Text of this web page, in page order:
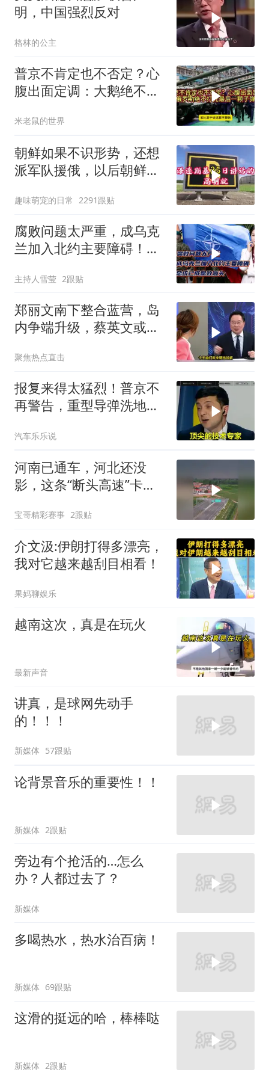
明，中国强烈反对
格林的公主
普京不肯定也不否定？心
腹出面定调：大鹅绝不打
米老鼠的世界
朝鲜如果不识形势，还想
派军队援俄，以后朝鲜如
趣味萌宠的日常 2291跟贴
腐败问题太严重，成乌克
兰加入北约主要障碍！总
主持人雪莹 2跟贴
郑丽文南下整合蓝营，岛
内争端升级，蔡英文或宣
聚焦热点直击
报复来得太猛烈！普京不
再警告，重型导弹洗地，
汽车乐乐说
河南已通车，河北还没
影，这条“断头高速”卡在
宝哥精彩赛事 2跟贴
介文汲:伊朗打得多漂亮，
我对它越来越刮目相看！
果妈聊娱乐
越南这次，真是在玩火
最新声音
讲真，是球网先动手
的！！！
新媒体 57跟贴
论背景音乐的重要性！！
新媒体 2跟贴
旁边有个抢活的…怎么
办？人都过去了？
新媒体
多喝热水，热水治百病！
新媒体 69跟贴
这滑的挺远的哈，棒棒哒
新媒体 2跟贴